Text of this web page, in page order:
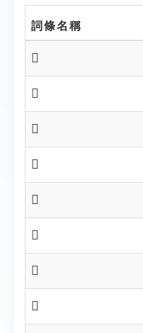
詞條名稱
𣢳
𣢴
𣢺
𣢻
𣢽
𣣈
𣣉
𣣋